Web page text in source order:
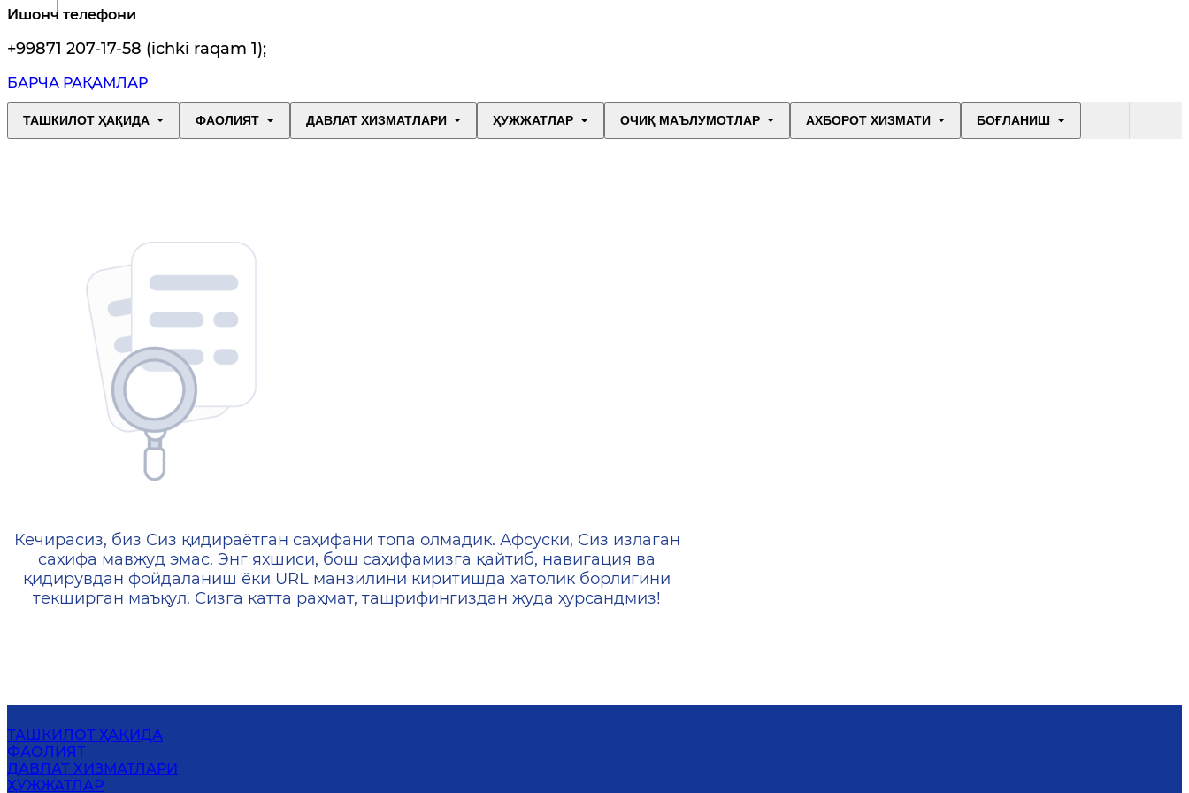
Ишонч телефони
+99871 207-17-58 (ichki raqam 1);
БАРЧА РАҚАМЛАР
ТАШКИЛОТ ҲАҚИДА ФАОЛИЯТ ДАВЛАТ ХИЗМАТЛАРИ ҲУЖЖАТЛАР ОЧИҚ МАЪЛУМОТЛАР АХБОРОТ ХИЗМАТИ БОҒЛАНИШ
404 — Страница не найдена
Кечирасиз, биз Сиз қидираётган саҳифани топа олмадик. Афсуски, Сиз излаган
саҳифа мавжуд эмас. Энг яхшиси, бош саҳифамизга қайтиб, навигация ва
қидирувдан фойдаланиш ёки URL манзилини киритишда хатолик борлигини
текширган маъқул. Сизга катта раҳмат, ташрифингиздан жуда хурсандмиз!
ТАШКИЛОТ ҲАҚИДА
ФАОЛИЯТ
ДАВЛАТ ХИЗМАТЛАРИ
ҲУЖЖАТЛАР